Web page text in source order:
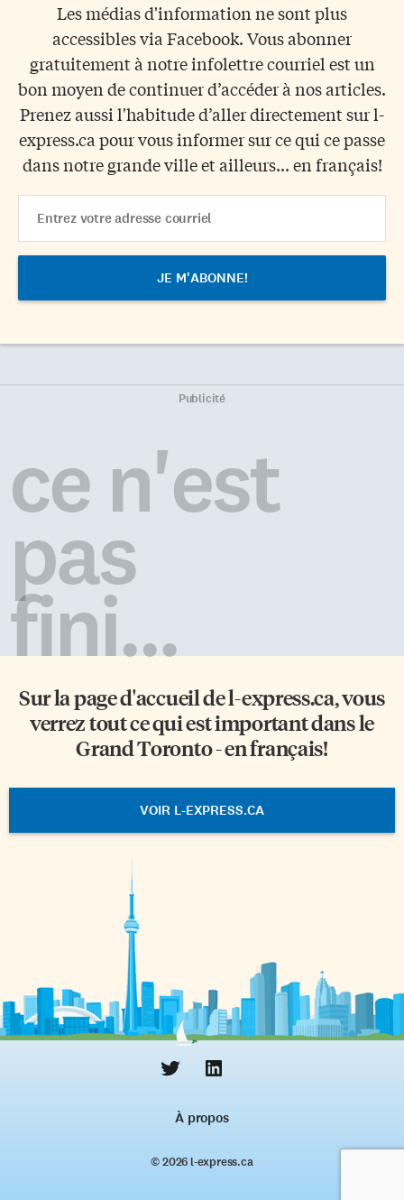
Les médias d'information ne sont plus
accessibles via Facebook. Vous abonner
gratuitement à notre infolettre courriel est un
bon moyen de continuer d’accéder à nos articles.
Prenez aussi l'habitude d’aller directement sur l-
express.ca pour vous informer sur ce qui ce passe
dans notre grande ville et ailleurs... en français!
Address
Publicité
ce n'est
pas
fini...
Sur la page d'accueil del-express.ca, vous
verrez tout ce qui est important dans le
Grand Toronto - en français!
VOIR L-EXPRESS.CA
À propos
© 2026 l‑express.ca